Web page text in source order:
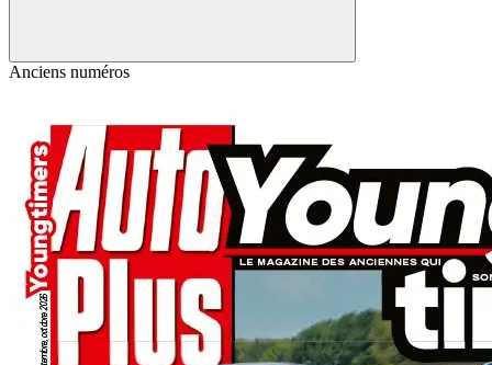
Anciens numéros